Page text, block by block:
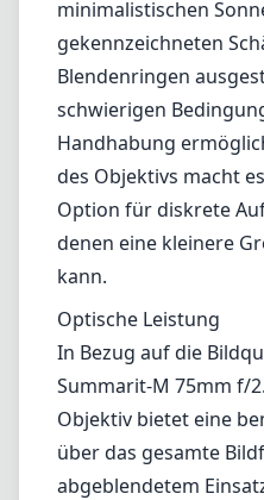
Optische Leistung
In Bezug auf die
Summarit-M 75mm f/
Objektiv bietet eine
über das gesamte
abgeblendetem
schön und mit einer
wiedergegeben, die
charakteristisch ist.
gute Kontrolle über
Aberrationen, und
minimal, was eine
verschiedenen
ermöglicht. Es eignet
die Porträtfotografie